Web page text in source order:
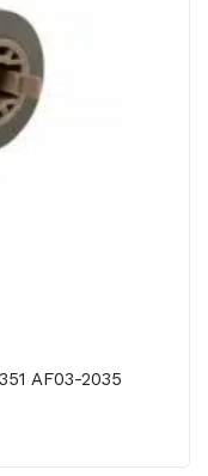
AF03-2035